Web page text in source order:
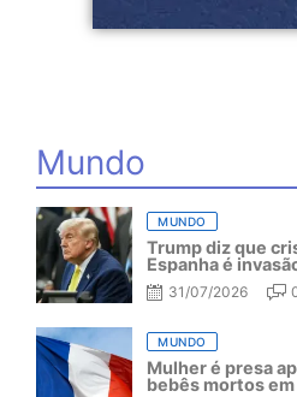
Mundo
MUNDO
Trump diz que
Espanha é
31/07/2026
MUNDO
Mulher é presa
bebês mortos